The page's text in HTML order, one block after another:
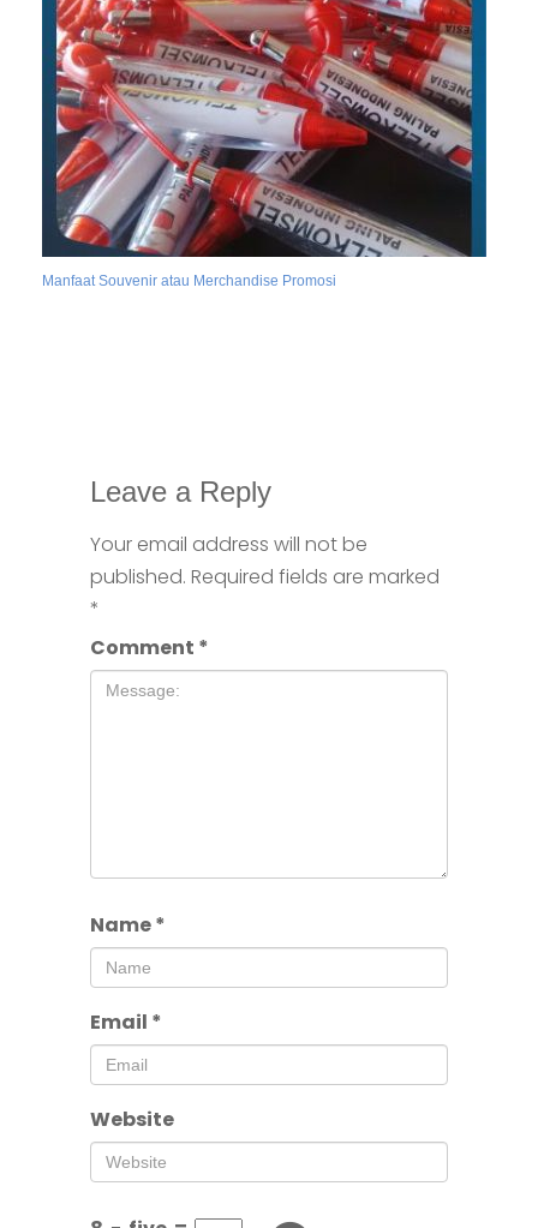
Manfaat Souvenir atau Merchandise Promosi
Leave a Reply
Your email address will not be
published. Required fields are marked
*
Comment *
Name*
Email *
Website